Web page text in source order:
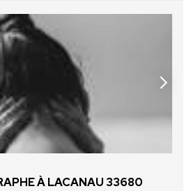
À LACANAU 33680